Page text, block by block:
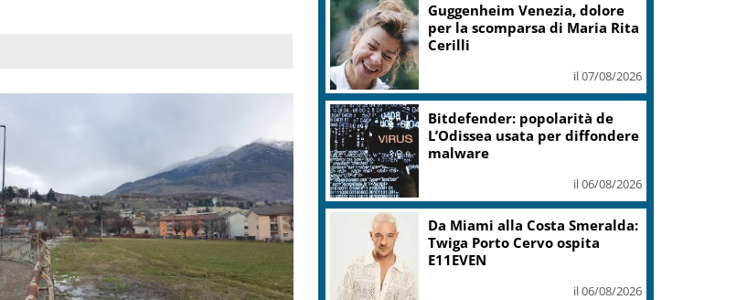
Guggenheim Venezia, dolore
per la scomparsa di Maria Rita
Cerilli
il 07/08/2026
Bitdefender: popolarità de
L’Odissea usata per diffondere
malware
il 06/08/2026
Da Miami alla Costa Smeralda:
Twiga Porto Cervo ospita
E11EVEN
il 06/08/2026